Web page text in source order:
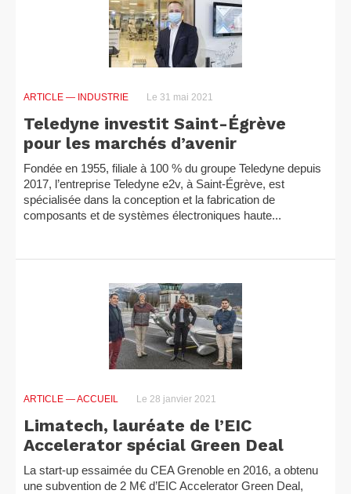
ARTICLE — INDUSTRIE Le 31 mai 2021
Teledyne investit Saint-Égrève
pour les marchés d’avenir
Fondée en 1955, filiale à 100 % du groupe Teledyne depuis
2017, l’entreprise Teledyne e2v, à Saint-Égrève, est
spécialisée dans la conception et la fabrication de
composants et de systèmes électroniques haute...
ARTICLE — ACCUEIL Le 28 janvier 2021
Limatech, lauréate de l’EIC
Accelerator spécial Green Deal
La start-up essaimée du CEA Grenoble en 2016, a obtenu
une subvention de 2 M€ d’EIC Accelerator Green Deal,